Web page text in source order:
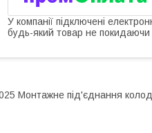
У компанії підключені
будь-який товар не покидаючи
Монтажне під'єднання